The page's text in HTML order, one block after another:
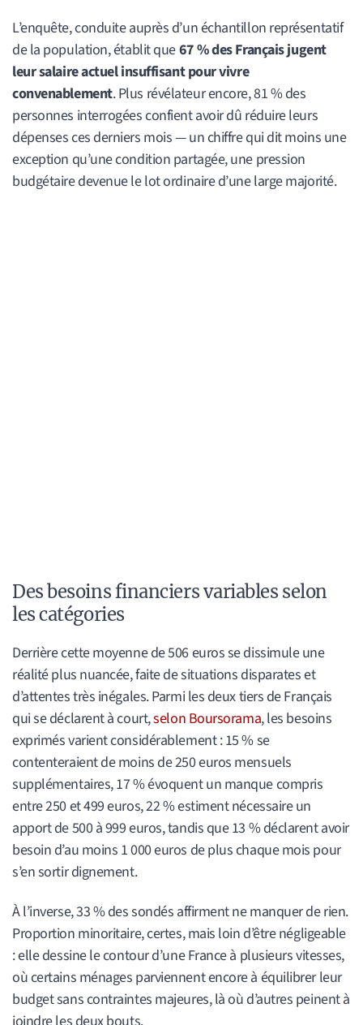
L’enquête, conduite auprès d’un échantillon représentatif
de la population, établit que67 % des Français jugent
leur salaire actuel insuffisant pour vivre
convenablement. Plus révélateur encore, 81 % des
personnes interrogées confient avoir dû réduire leurs
dépenses ces derniers mois — un chiffre qui dit moins une
exception qu’une condition partagée, une pression
budgétaire devenue le lot ordinaire d’une large majorité.
Des besoins financiers variables selon
les catégories
Derrière cette moyenne de 506 euros se dissimule une
réalité plus nuancée, faite de situations disparates et
d’attentes très inégales. Parmi les deux tiers de Français
qui se déclarent à court,selon Boursorama, les besoins
exprimés varient considérablement : 15 % se
contenteraient de moins de 250 euros mensuels
supplémentaires, 17 % évoquent un manque compris
entre 250 et 499 euros, 22 % estiment nécessaire un
apport de 500 à 999 euros, tandis que 13 % déclarent avoir
besoin d’au moins 1 000 euros de plus chaque mois pour
s’en sortir dignement.
À l’inverse, 33 % des sondés affirment ne manquer de rien.
Proportion minoritaire, certes, mais loin d’être négligeable
: elle dessine le contour d’une France à plusieurs vitesses,
où certains ménages parviennent encore à équilibrer leur
budget sans contraintes majeures, là où d’autres peinent à